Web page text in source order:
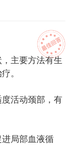
主要方法有生
。
活动颈部，有
局部血液循